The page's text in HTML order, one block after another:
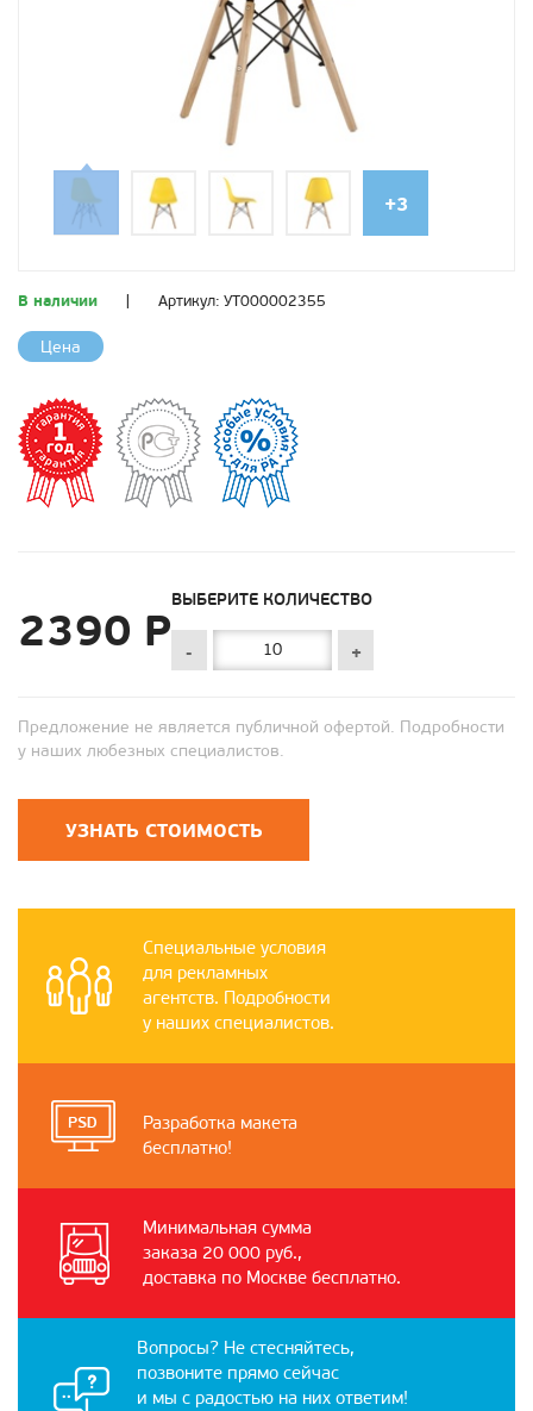
+3
В наличии Артикул: УТ000002355
Цена
2390 Р
ВЫБЕРИТЕ КОЛИЧЕСТВО
- +
Предложение не является публичной офертой. Подробности
у наших любезных специалистов.
УЗНАТЬ СТОИМОСТЬ
Специальные условия
для рекламных
агентств. Подробности
у наших специалистов.
Разработка макета
бесплатно!
Минимальная сумма
заказа 20 000 руб.,
доставка по Москве бесплатно.
Вопросы? Не стесняйтесь,
позвоните прямо сейчас
и мы с радостью на них ответим!